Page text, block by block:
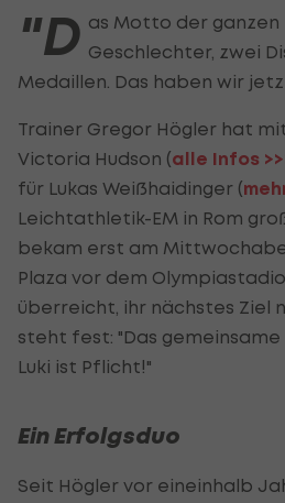
"D as Motto der ganzen
Geschlechter, zwei
Medaillen. Das haben wir
Trainer Gregor Högler hat
Victoria Hudson (alle Infos
für Lukas Weißhaidinger (
Leichtathletik-EM in Rom
bekam erst am
Plaza vor dem
überreicht, ihr nächstes Ziel
steht fest: "Das
Luki ist Pflicht!"
Ein Erfolgsduo
Seit Högler vor eineinhalb